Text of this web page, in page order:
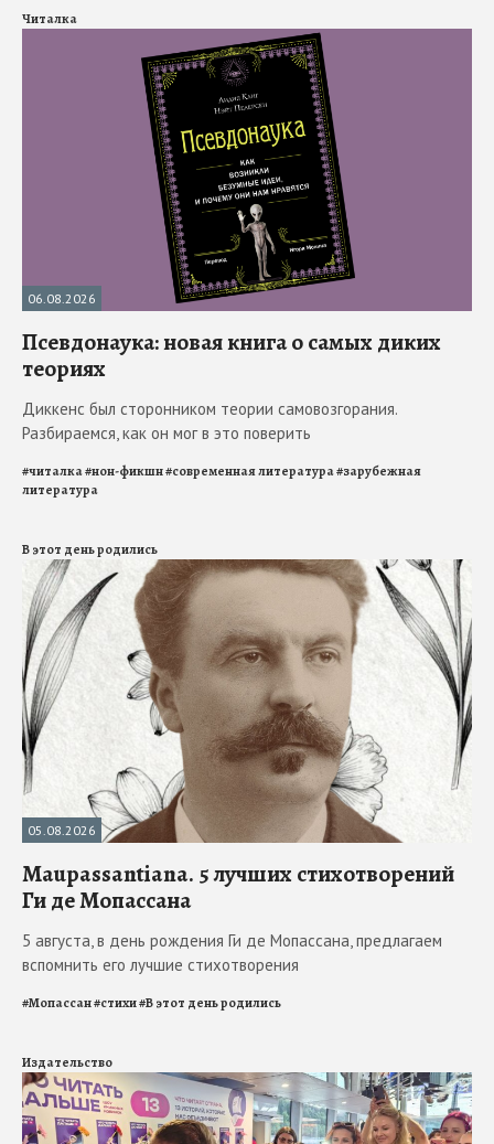
Читалка
06.08.2026
Псевдонаука: новая книга о самых диких
теориях
Диккенс был сторонником теории самовозгорания.
Разбираемся, как он мог в это поверить
#читалка#нон-фикшн#современная литература#зарубежная
литература
В этот день родились
05.08.2026
Maupassantiana. 5 лучших стихотворений
Ги де Мопассана
5 августа, в день рождения Ги де Мопассана, предлагаем
вспомнить его лучшие стихотворения
#Мопассан#стихи#В этот день родились
Издательство